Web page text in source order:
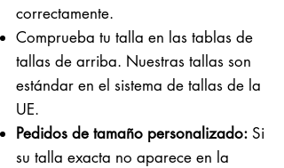
correctamente. ​​
Comprueba tu talla en las tablas de
tallas de arriba. Nuestras tallas son
estándar en el sistema de tallas de la
UE.
Pedidos de tamaño personalizado: Si
su talla exacta no aparece en la